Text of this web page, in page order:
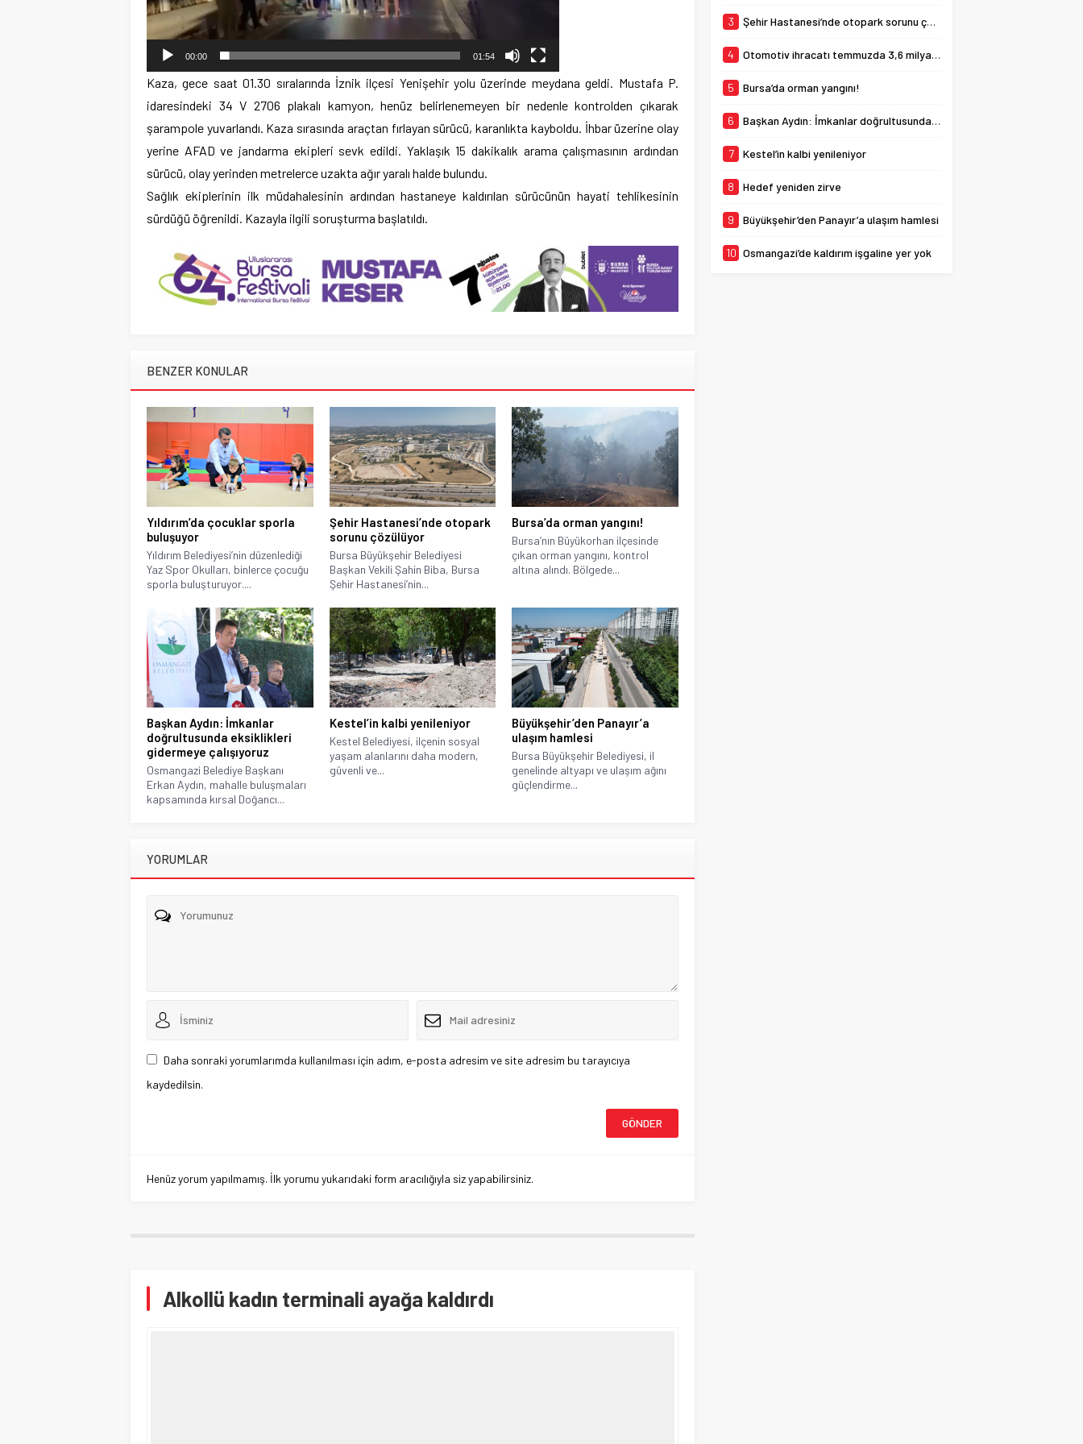
00:00 01:54
Kaza, gece saat 01.30 sıralarında İznik ilçesi Yenişehir yolu üzerinde meydana geldi. Mustafa P.
idaresindeki 34 V 2706 plakalı kamyon, henüz belirlenemeyen bir nedenle kontrolden çıkarak
şarampole yuvarlandı. Kaza sırasında araçtan fırlayan sürücü, karanlıkta kayboldu. İhbar üzerine olay
yerine AFAD ve jandarma ekipleri sevk edildi. Yaklaşık 15 dakikalık arama çalışmasının ardından
sürücü, olay yerinden metrelerce uzakta ağır yaralı halde bulundu.
Sağlık ekiplerinin ilk müdahalesinin ardından hastaneye kaldırılan sürücünün hayati tehlikesinin
sürdüğü öğrenildi. Kazayla ilgili soruşturma başlatıldı.
BENZER KONULAR
Yıldırım’da çocuklar sporla
buluşuyor
Yıldırım Belediyesi’nin düzenlediği
Yaz Spor Okulları, binlerce çocuğu
sporla buluşturuyor....
Şehir Hastanesi’nde otopark
sorunu çözülüyor
Bursa Büyükşehir Belediyesi
Başkan Vekili Şahin Biba, Bursa
Şehir Hastanesi’nin...
Bursa’da orman yangını!
Bursa’nın Büyükorhan ilçesinde
çıkan orman yangını, kontrol
altına alındı. Bölgede...
Başkan Aydın: İmkanlar
doğrultusunda eksiklikleri
gidermeye çalışıyoruz
Osmangazi Belediye Başkanı
Erkan Aydın, mahalle buluşmaları
kapsamında kırsal Doğancı...
Kestel’in kalbi yenileniyor
Kestel Belediyesi, ilçenin sosyal
yaşam alanlarını daha modern,
güvenli ve...
Büyükşehir’den Panayır’a
ulaşım hamlesi
Bursa Büyükşehir Belediyesi, il
genelinde altyapı ve ulaşım ağını
güçlendirme...
YORUMLAR
Daha sonraki yorumlarımda kullanılması için adım, e-posta adresim ve site adresim bu tarayıcıya
kaydedilsin.
Henüz yorum yapılmamış. İlk yorumu yukarıdaki form aracılığıyla siz yapabilirsiniz.
Alkollü kadın terminali ayağa kaldırdı
forması giyen 21
3 Şehir Hastanesi’nde otopark sorunu çözülüyor
4 Otomotiv ihracatı temmuzda 3,6 milyar dolara ulaştı
5 Bursa’da orman yangını!
6 Başkan Aydın: İmkanlar doğrultusunda eksiklikleri gidermeye çalışıyoruz
7 Kestel’in kalbi yenileniyor
8 Hedef yeniden zirve
9 Büyükşehir’den Panayır’a ulaşım hamlesi
10 Osmangazi’de kaldırım işgaline yer yok